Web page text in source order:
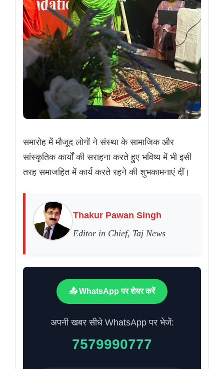
समारोह में मौजूद लोगों ने संस्था के सामाजिक और
सांस्कृतिक कार्यों की सराहना करते हुए भविष्य में भी इसी
तरह समाजहित में कार्य करते रहने की शुभकामनाएं दीं।
Thakur Pawan Singh
Editor in Chief, Taj News
📤 WhatsApp पर शेयर करें
अपनी खबर सीधे WhatsApp पर भेजें:
7579990777